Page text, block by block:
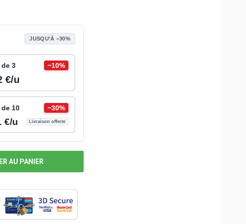
JUSQU'À −30%
de 3 −10%
€/u
de 10 −30%
€/u Livraison offerte
AU PANIER